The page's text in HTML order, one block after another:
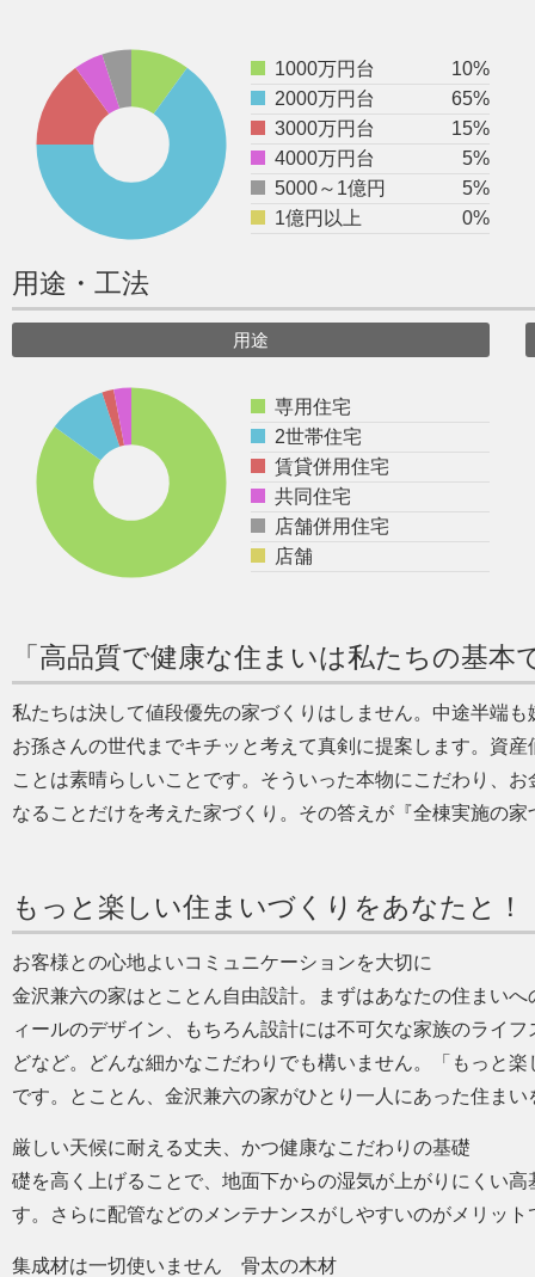
1000万円台
10%
2000万円台
65%
3000万円台
15%
4000万円台
5%
5000～1億円
5%
1億円以上
0%
用途・工法
用途
専用住宅
2世帯住宅
賃貸併用住宅
共同住宅
店舗併用住宅
店舗
「高品質で健康な住まいは私たちの基本
私たちは決して値段優先の家づくりはしません。中途半端
お孫さんの世代までキチッと考えて真剣に提案します。資
ことは素晴らしいことです。そういった本物にこだわり、
なることだけを考えた家づくり。その答えが『全棟実施の家
もっと楽しい住まいづくりをあなたと！
お客様との心地よいコミュニケーションを大切に
金沢兼六の家はとことん自由設計。まずはあなたの住まい
ィールのデザイン、もちろん設計には不可欠な家族のライ
どなど。どんな細かなこだわりでも構いません。「もっと
です。とことん、金沢兼六の家がひとり一人にあった住ま
厳しい天候に耐える丈夫、かつ健康なこだわりの基礎
礎を高く上げることで、地面下からの湿気が上がりにくい
す。さらに配管などのメンテナンスがしやすいのがメリッ
集成材は一切使いません 骨太の木材